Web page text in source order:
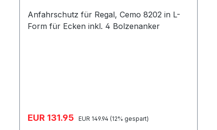
Anfahrschutz für Regal, Cemo 8202 in L-
Form für Ecken inkl. 4 Bolzenanker
Verkaufspreis:
EUR 131.95 Regulärer Preis:
EUR 149.94 (12% gespart)